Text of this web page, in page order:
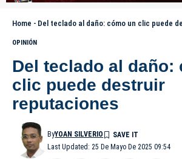
Home - Del teclado al daño: cómo un clic puede
OPINIÓN
Del teclado al daño:
clic puede destruir
reputaciones
Last Updated: 25 De Mayo De 2025 09:54
ByYOAN SILVERIO